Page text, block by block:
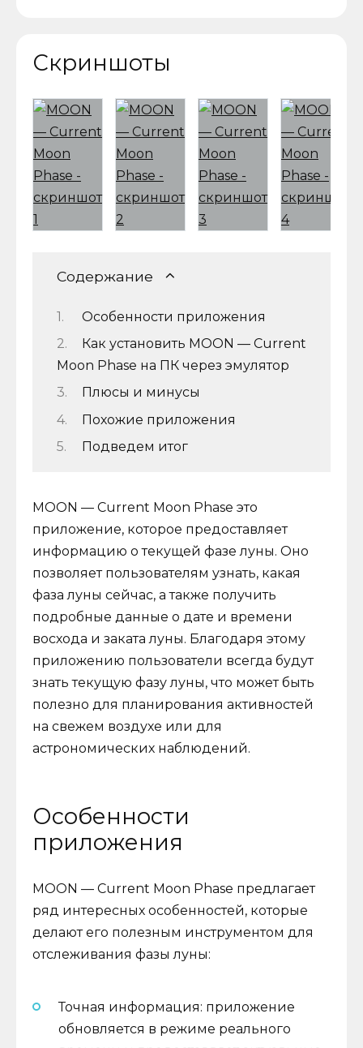
Скриншоты
Содержание
Особенности приложения
Как установить MOON — Current
Moon Phase на ПК через эмулятор
Плюсы и минусы
Похожие приложения
Подведем итог
MOON — Current Moon Phase это
приложение, которое предоставляет
информацию о текущей фазе луны. Оно
позволяет пользователям узнать, какая
фаза луны сейчас, а также получить
подробные данные о дате и времени
восхода и заката луны. Благодаря этому
приложению пользователи всегда будут
знать текущую фазу луны, что может быть
полезно для планирования активностей
на свежем воздухе или для
астрономических наблюдений.
Особенности
приложения
MOON — Current Moon Phase предлагает
ряд интересных особенностей, которые
делают его полезным инструментом для
отслеживания фазы луны:
Точная информация: приложение
обновляется в режиме реального